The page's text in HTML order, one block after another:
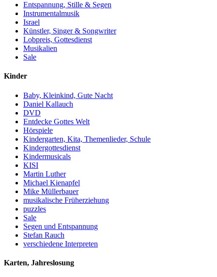
Entspannung, Stille & Segen
Instrumentalmusik
Israel
Künstler, Singer & Songwriter
Lobpreis, Gottesdienst
Musikalien
Sale
Kinder
Baby, Kleinkind, Gute Nacht
Daniel Kallauch
DVD
Entdecke Gottes Welt
Hörspiele
Kindergarten, Kita, Themenlieder, Schule
Kindergottesdienst
Kindermusicals
KISI
Martin Luther
Michael Kienapfel
Mike Müllerbauer
musikalische Früherziehung
puzzles
Sale
Segen und Entspannung
Stefan Rauch
verschiedene Interpreten
Karten, Jahreslosung